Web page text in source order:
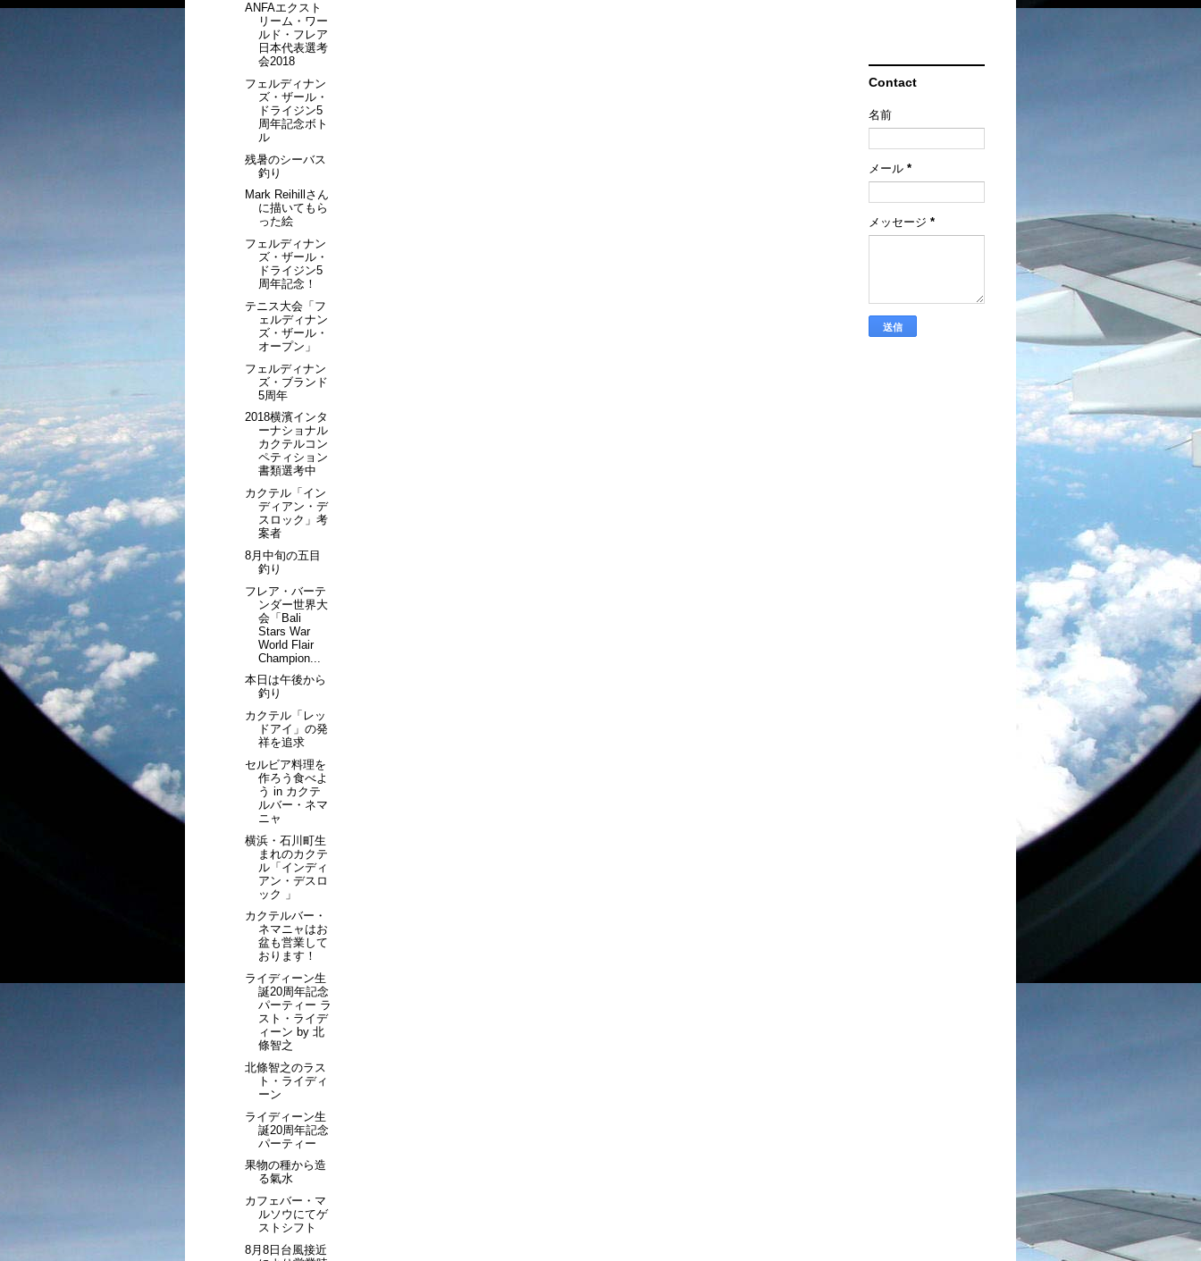
ANFAエクスト
リーム・ワー
ルド・フレア
日本代表選考
会2018
フェルディナン
ズ・ザール・
ドライジン5
周年記念ボト
ル
残暑のシーバス
釣り
Mark Reihillさん
に描いてもら
った絵
フェルディナン
ズ・ザール・
ドライジン5
周年記念！
テニス大会「フ
ェルディナン
ズ・ザール・
オープン」
フェルディナン
ズ・ブランド
5周年
2018横濱インタ
ーナショナル
カクテルコン
ペティション
書類選考中
カクテル「イン
ディアン・デ
スロック」考
案者
8月中旬の五目
釣り
フレア・バーテ
ンダー世界大
会「Bali
Stars War
World Flair
Champion...
本日は午後から
釣り
カクテル「レッ
ドアイ」の発
祥を追求
セルビア料理を
作ろう食べよ
う in カクテ
ルバー・ネマ
ニャ
横浜・石川町生
まれのカクテ
ル「インディ
アン・デスロ
ック 」
カクテルバー・
ネマニャはお
盆も営業して
おります！
ライディーン生
誕20周年記念
パーティー ラ
スト・ライデ
ィーン by 北
條智之
北條智之のラス
ト・ライディ
ーン
ライディーン生
誕20周年記念
パーティー
果物の種から造
る氣水
カフェバー・マ
ルソウにてゲ
ストシフト
8月8日台風接近
Contact
名前
メール *
メッセージ *